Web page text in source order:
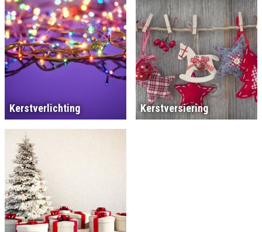
Kerstverlichting Kerstversiering